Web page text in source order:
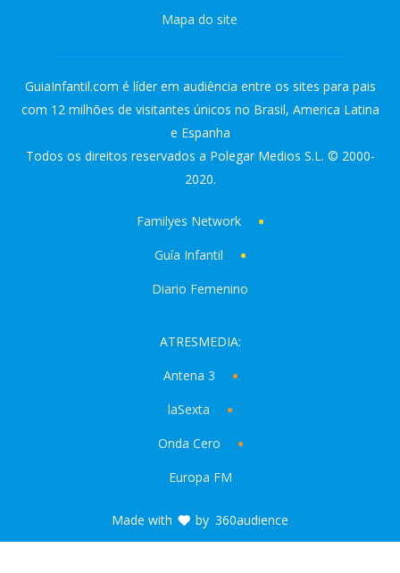
Mapa do site
GuiaInfantil.com é líder em audiência entre os sites para pais
com 12 milhões de visitantes únicos no Brasil, America Latina
e Espanha
Todos os direitos reservados a Polegar Medios S.L. © 2000-
2020.
Familyes Network
Guía Infantil
Diario Femenino
ATRESMEDIA:
Antena 3
laSexta
Onda Cero
Europa FM
Made with by 360audience